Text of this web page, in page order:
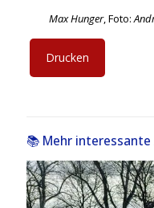
Max Hunger, Foto:
Drucken
📚 Mehr interessante